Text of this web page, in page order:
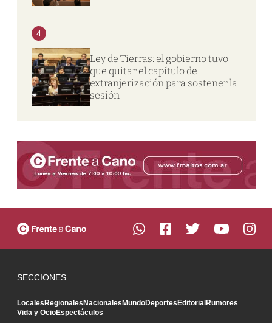
4
Ley de Tierras: el gobierno tuvo
que quitar el capítulo de
extranjerización para sostener la
sesión
SECCIONES
Locales Regionales Nacionales MundoDeportes Editorial Rumores
Vida y OcioEspectáculos